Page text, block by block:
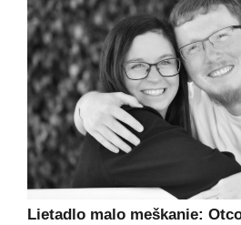
Lietadlo malo meškanie: